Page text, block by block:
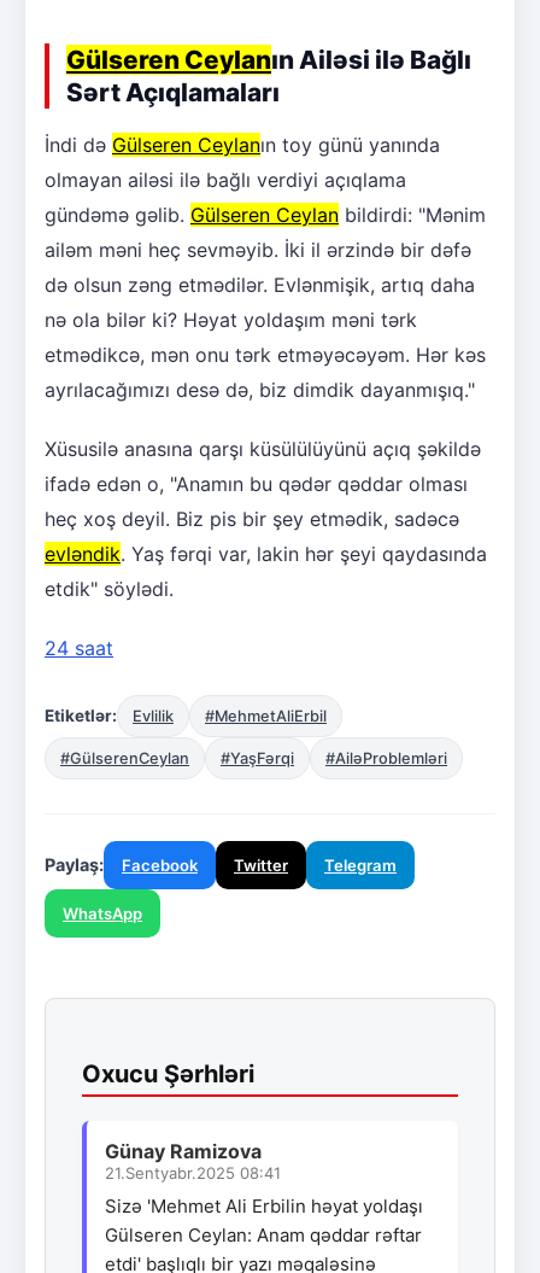
Gülseren Ceylanın Ailəsi ilə Bağlı
Sərt Açıqlamaları
İndi də Gülseren Ceylanın toy günü yanında
olmayan ailəsi ilə bağlı verdiyi açıqlama
gündəmə gəlib. Gülseren Ceylan bildirdi: "Mənim
ailəm məni heç sevməyib. İki il ərzində bir dəfə
də olsun zəng etmədilər. Evlənmişik, artıq daha
nə ola bilər ki? Həyat yoldaşım məni tərk
etmədikcə, mən onu tərk etməyəcəyəm. Hər kəs
ayrılacağımızı desə də, biz dimdik dayanmışıq."
Xüsusilə anasına qarşı küsülülüyünü açıq şəkildə
ifadə edən o, "Anamın bu qədər qəddar olması
heç xoş deyil. Biz pis bir şey etmədik, sadəcə
evləndik. Yaş fərqi var, lakin hər şeyi qaydasında
etdik" söylədi.
24 saat
Etiketlər: Evlilik #MehmetAliErbil
#GülserenCeylan #YaşFərqi #AiləProblemləri
Paylaş: Facebook Twitter Telegram
WhatsApp
Oxucu Şərhləri
Günay Ramizova
21.Sentyabr.2025 08:41
Sizə 'Mehmet Ali Erbilin həyat yoldaşı
Gülseren Ceylan: Anam qəddar rəftar
etdi' başlıqlı bir yazı məqaləsinə